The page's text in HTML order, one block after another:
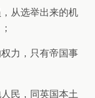
从选举出来的机
力，只有帝国事
民，同英国本土